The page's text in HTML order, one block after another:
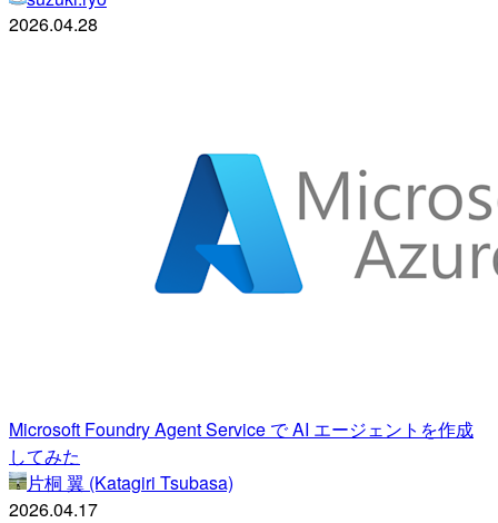
2026.04.28
Microsoft Foundry Agent Service で AI エージェントを作成
してみた
片桐 翼 (Katagiri Tsubasa)
2026.04.17